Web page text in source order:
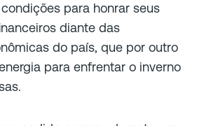
para honrar seus
diante das
do país, que por outro
para enfrentar o inverno